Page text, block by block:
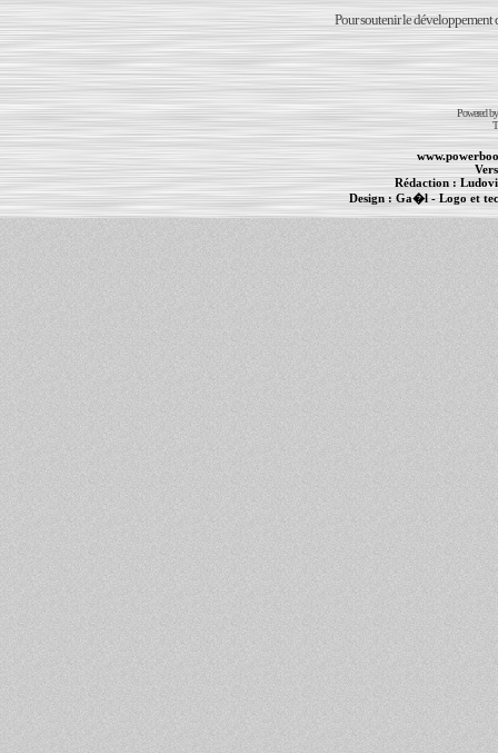
Pour soutenir le développement
Powered
Rédaction :
Design :Ga�l- Logo et
PowerBook